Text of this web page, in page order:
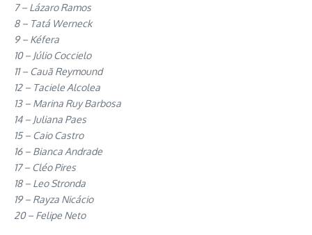
7 – Lázaro Ramos
8 – Tatá Werneck
9 – Kéfera
10 – Júlio Coccielo
11 – Cauã Reymound
12 – Taciele Alcolea
13 – Marina Ruy Barbosa
14 – Juliana Paes
15 – Caio Castro
16 – Bianca Andrade
17 – Cléo Pires
18 – Leo Stronda
19 – Rayza Nicácio
20 – Felipe Neto